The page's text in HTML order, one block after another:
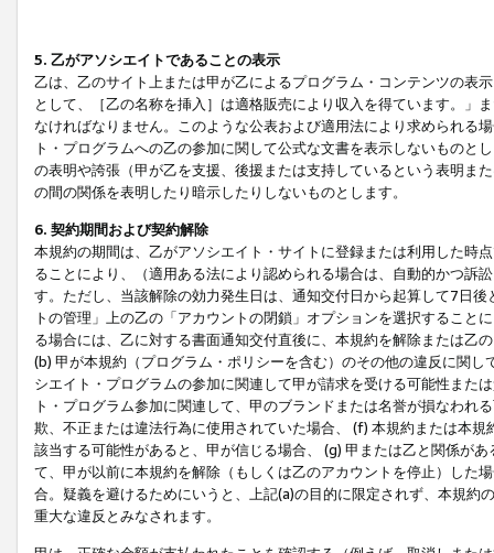
5. 乙がアソシエイトであることの表示
乙は、乙のサイト上または甲が乙によるプログラム・コンテンツの表
として、［乙の名称を挿入］は適格販売により収入を得ています。」
なければなりません。このような公表および適用法により求められる
ト・プログラムへの乙の参加に関して公式な文書を表示しないもの
の表明や誇張（甲が乙を支援、後援または支持しているという表明ま
の間の関係を表明したり暗示したりしないものとします。
6. 契約期間および契約解除
本規約の期間は、乙がアソシエイト・サイトに登録または利用した時
ることにより、（適用ある法により認められる場合は、自動的かつ訴
す。ただし、当該解除の効力発生日は、通知交付日から起算して7日
トの管理」上の乙の「アカウントの閉鎖」オプションを選択するこ
る場合には、乙に対する書面通知交付直後に、本規約を解除または乙
(b) 甲が本規約（プログラム・ポリシーを含む）のその他の違反に関
シエイト・プログラムの参加に関連して甲が請求を受ける可能性また
ト・プログラム参加に関連して、甲のブランドまたは名誉が損なわれ
欺、不正または違法行為に使用されていた場合、 (f) 本規約または本
該当する可能性があると、甲が信じる場合、 (g) 甲または乙と関係が
て、甲が以前に本規約を解除（もしくは乙のアカウントを停止）した
合。疑義を避けるためにいうと、上記(a)の目的に限定されず、本規
重大な違反とみなされます。